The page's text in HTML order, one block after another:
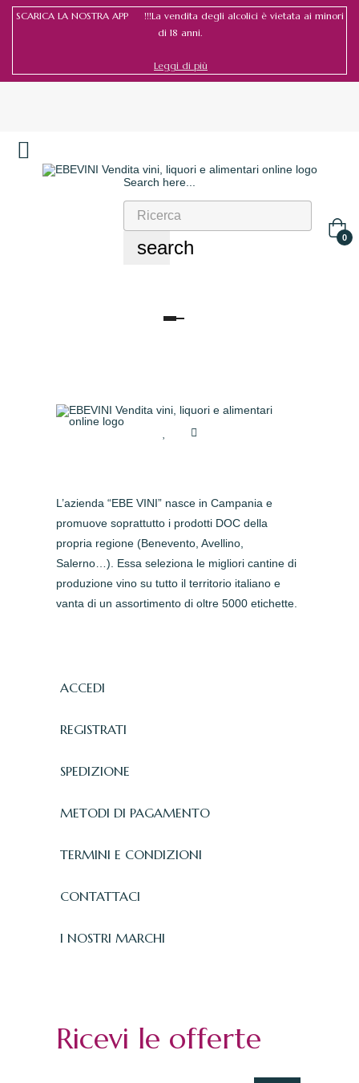
SCARICA LA NOSTRA APP !!!La vendita degli alcolici è vietata ai minori
di 18 anni.
Leggi di più
Search here...
search 0
navigazione
L’azienda “EBE VINI” nasce in Campania e
promuove soprattutto i prodotti DOC della
propria regione (Benevento, Avellino,
Salerno…). Essa seleziona le migliori cantine di
produzione vino su tutto il territorio italiano e
vanta di un assortimento di oltre 5000 etichette.
ACCEDI
REGISTRATI
SPEDIZIONE
METODI DI PAGAMENTO
TERMINI E CONDIZIONI
CONTATTACI
I NOSTRI MARCHI
Ricevi le offerte